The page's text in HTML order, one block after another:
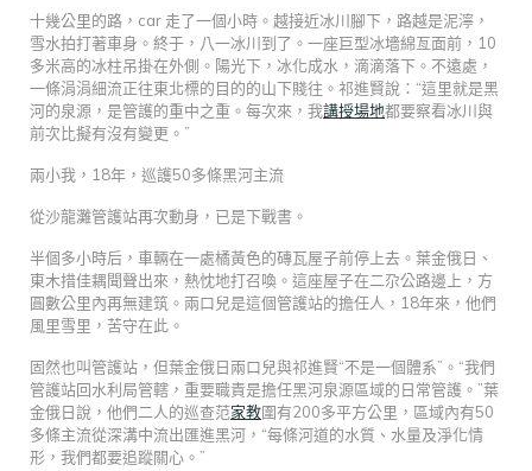
十幾公里的路，car 走了一個小時。越接近冰川腳下，路越是泥濘，
雪水拍打著車身。終于，八一冰川到了。一座巨型冰墻綿亙面前，10
多米高的冰柱吊掛在外側。陽光下，冰化成水，滴滴落下。不遠處，
一條涓涓細流正往東北標的目的的山下賤往。祁進賢說：“這里就是黑
河的泉源，是管護的重中之重。每次來，我講授場地都要察看冰川與
前次比擬有沒有變更。”
兩小我，18年，巡護50多條黑河主流
從沙龍灘管護站再次動身，已是下戰書。
半個多小時后，車輛在一處橘黃色的磚瓦屋子前停上去。葉金俄日、
東木措佳耦聞聲出來，熱忱地打召喚。這座屋子在二尕公路邊上，方
圓數公里內再無建筑。兩口兒是這個管護站的擔任人，18年來，他們
風里雪里，苦守在此。
固然也叫管護站，但葉金俄日兩口兒與祁進賢“不是一個體系”。“我們
管護站回水利局管轄，重要職責是擔任黑河泉源區域的日常管護。”葉
金俄日說，他們二人的巡查范家教圍有200多平方公里，區域內有50
多條主流從深溝中流出匯進黑河，“每條河道的水質、水量及淨化情
形，我們都要追蹤關心。”